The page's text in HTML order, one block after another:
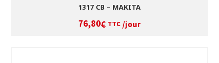
1317 CB – MAKITA
76,80€ TTC /jour